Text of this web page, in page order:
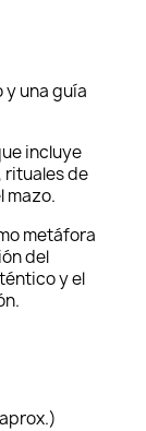
una guía
incluye
rituales de
mazo.
metáfora
del
y el